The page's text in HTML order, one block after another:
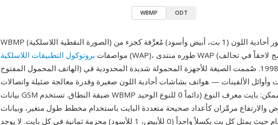
WBMP ODT
WBMP (الصورة النقطية اللاسلكية) هي صيغة صور أحادية اللون (1 بت، أبيض وأسود) مُعرَّفة كجزء من
مواصفات بروتوكول التطبيقات اللاسلكية
(WAP)، طوره منتدى WAP (الذي اندمج لاحقاً في تحالف
الهاتف المحمول المفتوح) حوالي عام 1998. صُممت الصيغة للأجهزة المحمولة شديدة المحدودية في
وأوائل الألفينات — هواتف بشاشات أحادية اللون صغيرة وقدرة معالجة ضئيلة واتصالات
بيانات GSM ضيقة النطاق. تستخدم WBMP أبسط ترميز ممكن: بايت معرف النوع (دائماً 0 للنوع الوحيد
والارتفاع مرمَّزان كأعداد صحيحة متعددة البايت باستخدام مخطط طول متغير، وبيانات
البكسل الخام حيث يمثل كل بت بكسلاً واحداً (0 للأبيض، 1 للأسود) محزمة ثمانية في كل بايت. لا يوجد